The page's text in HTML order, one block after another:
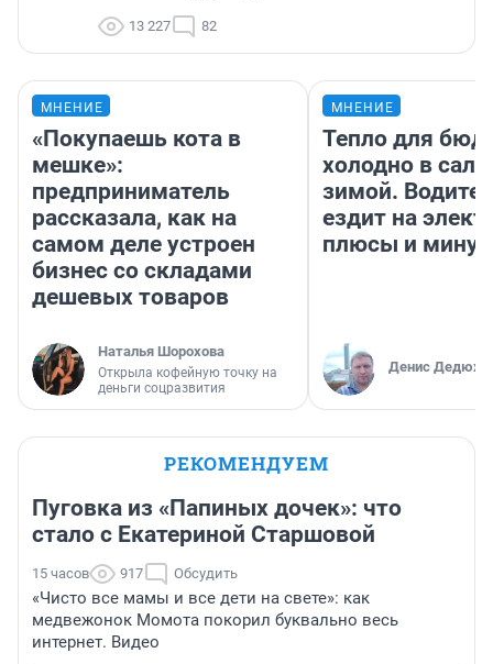
13 227 82
МНЕНИЕ
«Покупаешь кота в
мешке»:
предприниматель
рассказала, как на
самом деле устроен
бизнес со складами
дешевых товаров
Наталья Шорохова
Открыла кофейную точку на
деньги соцразвития
МНЕНИЕ
Тепло для
холодно в
зимой.
ездит на
плюсы и
Денис
РЕКОМЕНДУЕМ
Пуговка из «Папиных дочек»: что
стало с Екатериной Старшовой
15 часов 917 Обсудить
«Чисто все мамы и все дети на свете»: как
медвежонок Момота покорил буквально весь
интернет. Видео